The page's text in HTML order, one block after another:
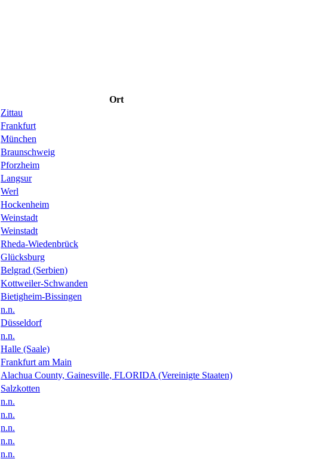
Ort
Zittau
Frankfurt
München
Braunschweig
Pforzheim
Langsur
Werl
Hockenheim
Weinstadt
Weinstadt
Rheda-Wiedenbrück
Glücksburg
Belgrad (Serbien)
Kottweiler-Schwanden
Bietigheim-Bissingen
n.n.
Düsseldorf
n.n.
Halle (Saale)
Frankfurt am Main
Alachua County, Gainesville, FLORIDA (Vereinigte Staaten)
Salzkotten
n.n.
n.n.
n.n.
n.n.
n.n.